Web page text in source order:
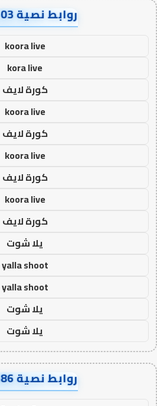
روابط نصية AA4203
koora live
kora live
كورة لايف
koora live
كورة لايف
koora live
كورة لايف
koora live
كورة لايف
يلا شوت
yalla shoot
yalla shoot
يلا شوت
يلا شوت
روابط نصية AA5386